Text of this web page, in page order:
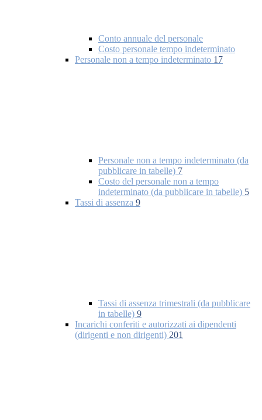
Conto annuale del personale
Costo personale tempo indeterminato
Personale non a tempo indeterminato 17
Personale non a tempo indeterminato (da
pubblicare in tabelle) 7
Costo del personale non a tempo
indeterminato (da pubblicare in tabelle) 5
Tassi di assenza 9
Tassi di assenza trimestrali (da pubblicare
in tabelle) 9
Incarichi conferiti e autorizzati ai dipendenti
(dirigenti e non dirigenti) 201